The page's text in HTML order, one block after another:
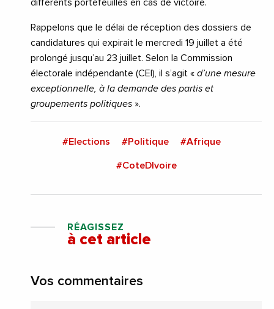
différents portefeuilles en cas de victoire.
Rappelons que le délai de réception des dossiers de
candidatures qui expirait le mercredi 19 juillet a été
prolongé jusqu’au 23 juillet. Selon la Commission
électorale indépendante (CEI), il s’agit « d’une mesure
exceptionnelle, à la demande des partis et
groupements politiques ».
#Elections #Politique #Afrique
#CoteDIvoire
RÉAGISSEZ
à cet article
Vos commentaires